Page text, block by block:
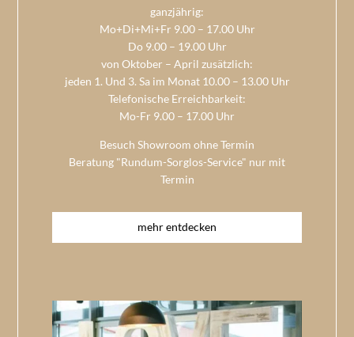
ganzjährig:
Mo+Di+Mi+Fr 9.00 – 17.00 Uhr
Do 9.00 – 19.00 Uhr
von Oktober – April zusätzlich:
jeden 1. Und 3. Sa im Monat 10.00 – 13.00 Uhr
Telefonische Erreichbarkeit:
Mo-Fr 9.00 – 17.00 Uhr
Besuch Showroom ohne Termin
Beratung "Rundum-Sorglos-Service" nur mit
Termin
mehr entdecken